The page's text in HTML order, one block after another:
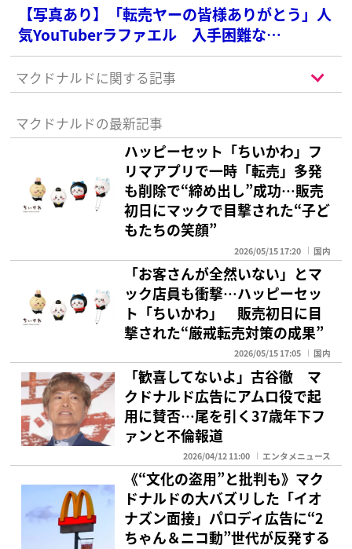
【写真あり】「転売ヤーの皆様ありがとう」人
気YouTuberラファエル 入手困難な
「Switch2」のプレゼント企画に批判噴出「ほ
んとダサい」
マクドナルドに関する記事
マクドナルドの最新記事
ハッピーセット「ちいかわ」フ
リマアプリで一時「転売」多発
も削除で“締め出し”成功…販売
初日にマックで目撃された“子ど
もたちの笑顔”
2026/05/15 17:20 国内
「お客さんが全然いない」とマ
ック店員も衝撃…ハッピーセッ
ト「ちいかわ」 販売初日に目
撃された“厳戒転売対策の成果”
2026/05/15 17:05 国内
「歓喜してないよ」古谷徹 マ
クドナルド広告にアムロ役で起
用に賛否…尾を引く37歳年下フ
ァンと不倫報道
2026/04/12 11:00 エンタメニュース
《“文化の盗用”と批判も》マク
ドナルドの大バズリした「イオ
ナズン面接」パロディ広告に“2
ちゃん＆ニコ動”世代が反発する